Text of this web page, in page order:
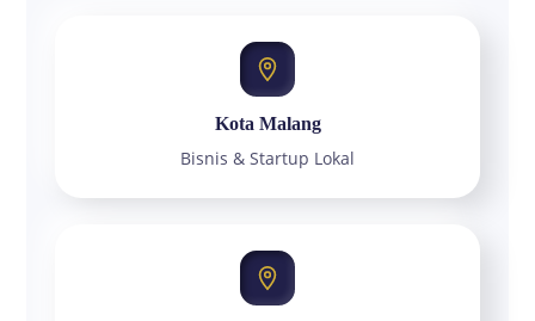
Kota Malang
Bisnis & Startup Lokal